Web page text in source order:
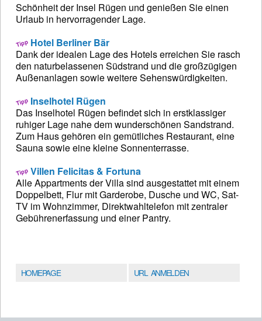
Schönheit der Insel Rügen und genießen Sie einen
Urlaub in hervorragender Lage.
Hotel Berliner Bär
Dank der idealen Lage des Hotels erreichen Sie rasch
den naturbelassenen Südstrand und die großzügigen
Außenanlagen sowie weitere Sehenswürdigkeiten.
Inselhotel Rügen
Das Inselhotel Rügen befindet sich in erstklassiger
ruhiger Lage nahe dem wunderschönen Sandstrand.
Zum Haus gehören ein gemütliches Restaurant, eine
Sauna sowie eine kleine Sonnenterrasse.
Villen Felicitas & Fortuna
Alle Appartments der Villa sind ausgestattet mit einem
Doppelbett, Flur mit Garderobe, Dusche und WC, Sat-
TV im Wohnzimmer, Direktwahltelefon mit zentraler
Gebührenerfassung und einer Pantry.
HOMEPAGE URL ANMELDEN